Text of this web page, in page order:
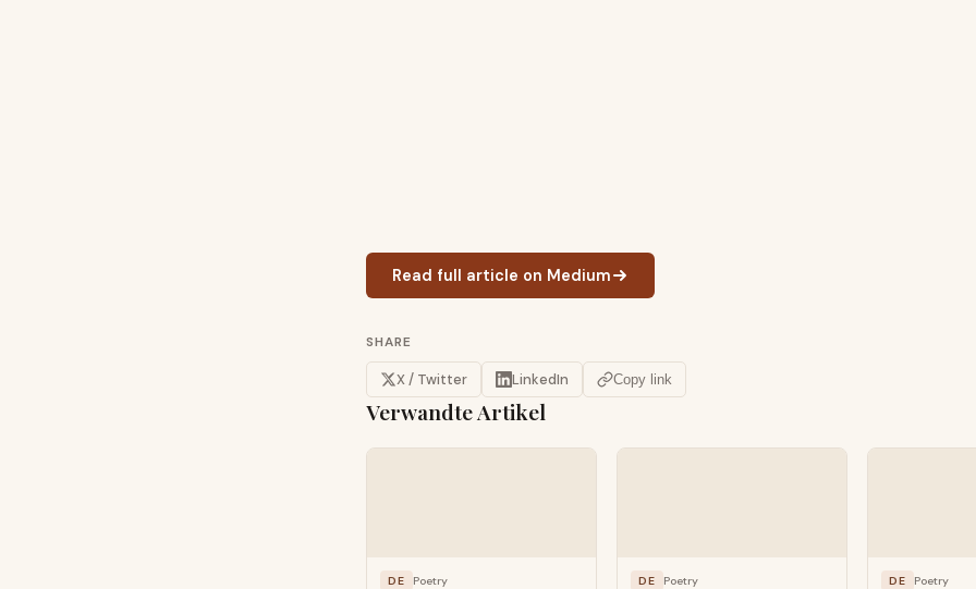
Read full article on Medium
SHARE
X / Twitter LinkedIn Copy link
Verwandte Artikel
DE Poetry DE Poetry DE Poetry